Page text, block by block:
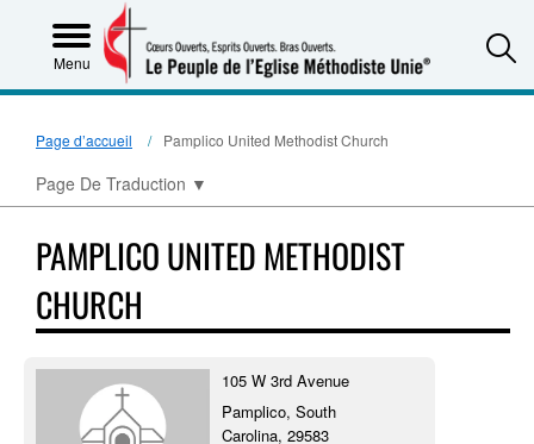
Menu
Page d’accueil Pamplico United Methodist Church
Page De Traduction ▼
PAMPLICO UNITED METHODIST
CHURCH
105 W 3rd Avenue
Pamplico, South
Carolina, 29583